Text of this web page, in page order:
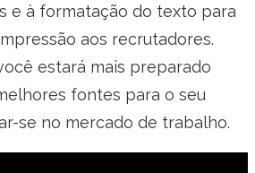
e à formatação do texto para
aos recrutadores.
estará mais preparado
fontes para o seu
se no mercado de trabalho.